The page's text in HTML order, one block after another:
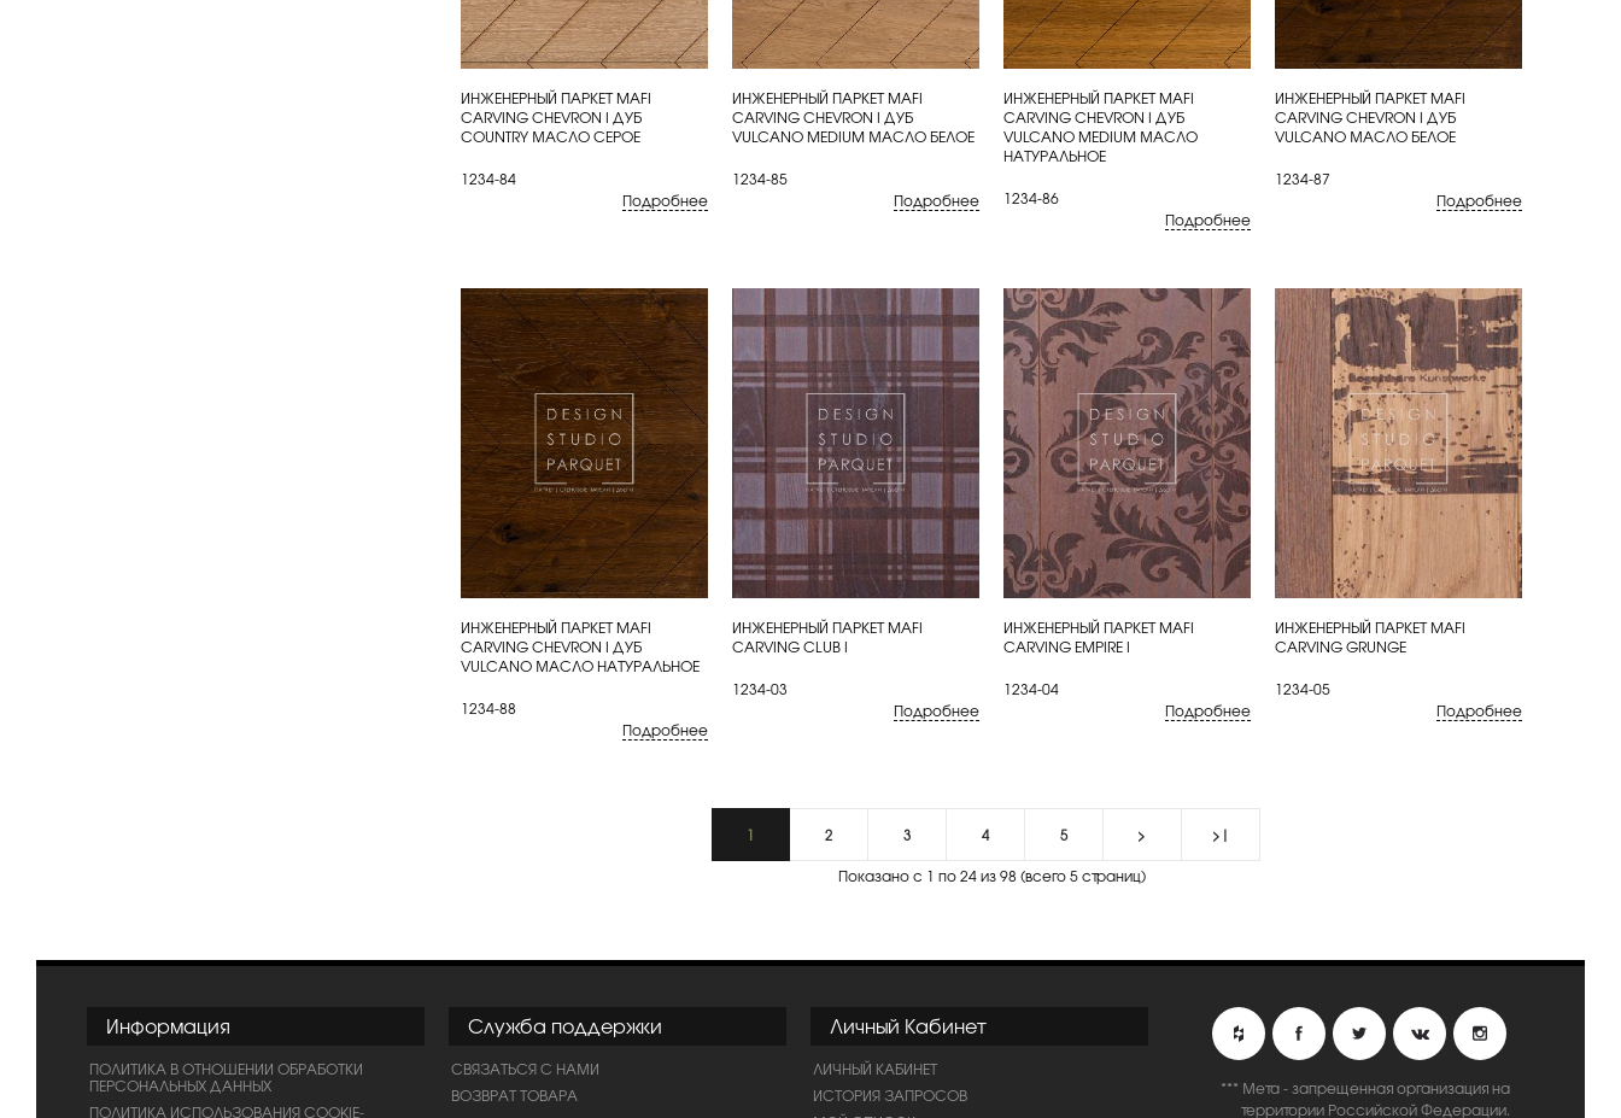
КУПИТЬ
ИНЖЕНЕРНЫЙ ПАРКЕТ MAFI
CARVING CHEVRON I ДУБ
COUNTRY МАСЛО СЕРОЕ
1234-84
Подробнее
КУПИТЬ
ИНЖЕНЕРНЫЙ ПАРКЕТ MAFI
CARVING CHEVRON I ДУБ
VULCANO MEDIUM МАСЛО БЕЛОЕ
1234-85
Подробнее
КУПИТЬ
ИНЖЕНЕРНЫЙ ПАРКЕТ MAFI
CARVING CHEVRON I ДУБ
VULCANO MEDIUM МАСЛО
НАТУРАЛЬНОЕ
1234-86
Подробнее
КУПИТЬ
ИНЖЕНЕРНЫЙ ПАРКЕТ MAFI
CARVING CHEVRON I ДУБ
VULCANO МАСЛО БЕЛОЕ
1234-87
Подробнее
КУПИТЬ
ИНЖЕНЕРНЫЙ ПАРКЕТ MAFI
CARVING CHEVRON I ДУБ
VULCANO МАСЛО НАТУРАЛЬНОЕ
1234-88
Подробнее
КУПИТЬ
ИНЖЕНЕРНЫЙ ПАРКЕТ MAFI
CARVING CLUB I
1234-03
Подробнее
КУПИТЬ
ИНЖЕНЕРНЫЙ ПАРКЕТ MAFI
CARVING EMPIRE I
1234-04
Подробнее
КУПИТЬ
ИНЖЕНЕРНЫЙ ПАРКЕТ MAFI
CARVING GRUNGE
1234-05
Подробнее
1 2 3 4 5 > >|
Показано с 1 по 24 из 98 (всего 5 страниц)
Информация
ПОЛИТИКА В ОТНОШЕНИИ ОБРАБОТКИ
ПЕРСОНАЛЬНЫХ ДАННЫХ
ПОЛИТИКА ИСПОЛЬЗОВАНИЯ COOKIE-
Служба поддержки
СВЯЗАТЬСЯ С НАМИ
ВОЗВРАТ ТОВАРА
Личный Кабинет
ЛИЧНЫЙ КАБИНЕТ
ИСТОРИЯ ЗАПРОСОВ
*** Мета - запрещенная организация на
территории Российской Федерации.